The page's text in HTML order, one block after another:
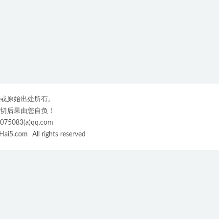
原始出处所有。
后果由您自负！
All rights reserved